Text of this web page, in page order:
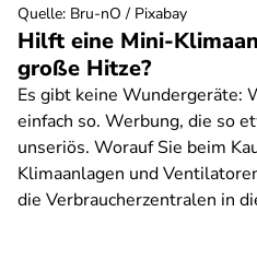
Hilft eine Mini-
große Hitze?
Es gibt keine Wundergeräte:
einfach so. Werbung, die so
unseriös. Worauf Sie beim
Klimaanlagen und
die Verbraucherzentralen in
Quelle: Bru-nO / Pixabay